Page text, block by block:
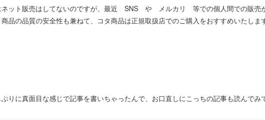
ネット販売はしてないのですが、最近 SNS や メルカリ 等での個人間での販売
品の品質の安全性も兼ねて、コタ商品は正規取扱店でのご購入をおすすめいたしま
りに真面目な感じで記事を書いちゃったんで、お口直しにこっちの記事も読んでみ